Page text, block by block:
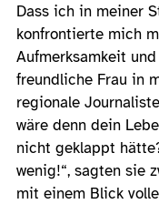
Dass ich in meiner
konfrontierte mich
Aufmerksamkeit
freundliche Frau in
regionale
wäre denn dein
nicht geklappt
wenig!“, sagten sie
mit einem Blick